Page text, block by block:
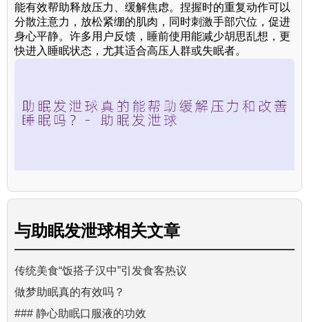
能有效帮助释放压力、缓解焦虑。捏握时的重复动作可以
分散注意力，放松紧绷的肌肉，同时刺激手部穴位，促进
身心平静。许多用户反馈，睡前使用能减少胡思乱想，更
快进入睡眠状态，尤其适合高压人群或失眠者。
与助眠发泄球相关文章
传统美食“饭搭子汉中”引发食客热议
做梦助眠真的有效吗？
### 静心助眠口服液的功效